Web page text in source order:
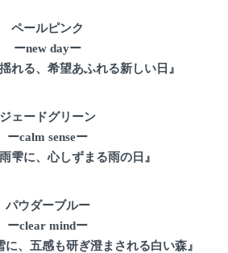
ペールピンク
ーnew dayー
れる、希望あふれる新しい日』
ジェードグリーン
ーcalm senseー
雫に、心しずまる雨の日』
パウダーブルー
ーclear mindー
に、五感も研ぎ澄まされる白い森』